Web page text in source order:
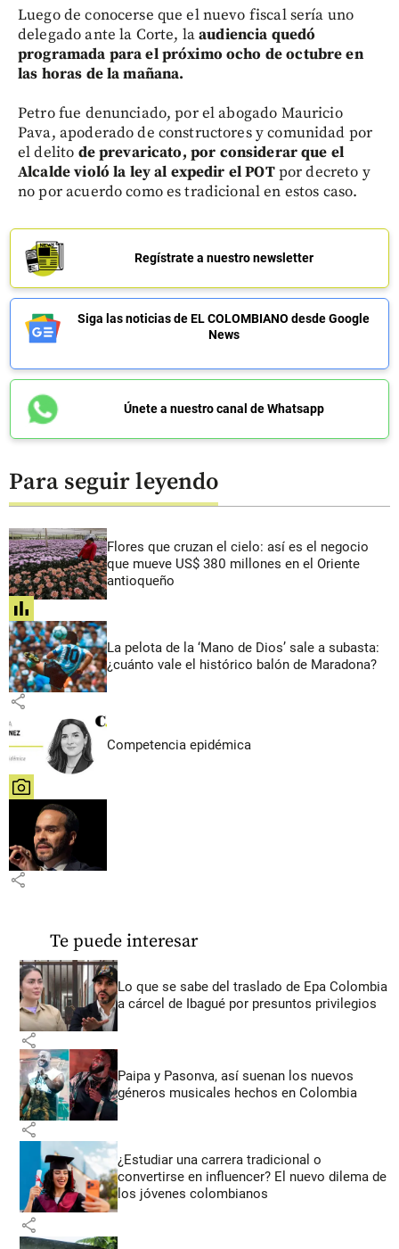
Luego de conocerse que el nuevo fiscal sería uno
delegado ante la Corte, laaudiencia quedó
programada para el próximo ocho de octubre en
las horas de la mañana.
Petro fue denunciado, por el abogado Mauricio
Pava, apoderado de constructores y comunidad por
el delito de prevaricato, por considerar que el
Alcalde violó la ley al expedir el POTpor decreto y
no por acuerdo como es tradicional en estos caso.
Regístrate a nuestro newsletter
Siga las noticias de EL COLOMBIANO desde Google
News
Únete a nuestro canal de Whatsapp
Para seguir leyendo
Flores que cruzan el cielo: así es el negocio
que mueve US$ 380 millones en el Oriente
antioqueño
share
La pelota de la ‘Mano de Dios’ sale a subasta:
¿cuánto vale el histórico balón de Maradona?
share
Competencia epidémica
share
share
Te puede interesar
Lo que se sabe del traslado de Epa Colombia
a cárcel de Ibagué por presuntos privilegios
share
Paipa y Pasonva, así suenan los nuevos
géneros musicales hechos en Colombia
share
¿Estudiar una carrera tradicional o
convertirse en influencer? El nuevo dilema de
los jóvenes colombianos
share